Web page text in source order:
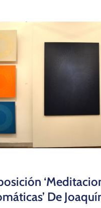
De